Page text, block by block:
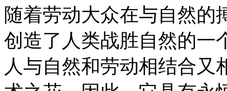
随着劳动大众在与自然的
创造了人类战胜自然的一
人与自然和劳动相结合又